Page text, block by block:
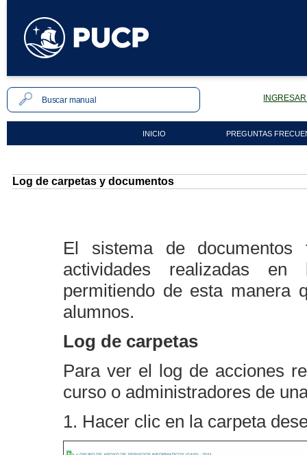
INICIO PREGUNTAS
Log de carpetas y documentos
El sistema de
actividades realizadas en
permitiendo de esta manera
alumnos.
Log de carpetas
Para ver el log de acciones
curso o administradores de
1. Hacer clic en la carpeta